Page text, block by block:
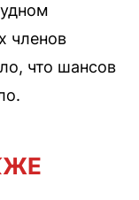
членов
что шансов